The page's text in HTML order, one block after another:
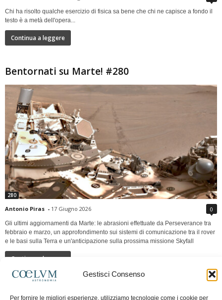
Gestisci Consenso
Per fornire le migliori esperienze, utilizziamo tecnologie come i cookie per
Chi ha risolto qualche esercizio di fisica sa bene che chi ne capisce a fondo il
testo è a metà dell'opera...
Continua a leggere
Bentornati su Marte! #280
280
Antonio Piras - 17 Giugno 2026 0
Gli ultimi aggiornamenti da Marte: le abrasioni effettuate da Perseverance tra
febbraio e marzo, un approfondimento sui sistemi di comunicazione tra il rover
e le basi sulla Terra e un'anticipazione sulla prossima missione Skyfall
Continua a leggere